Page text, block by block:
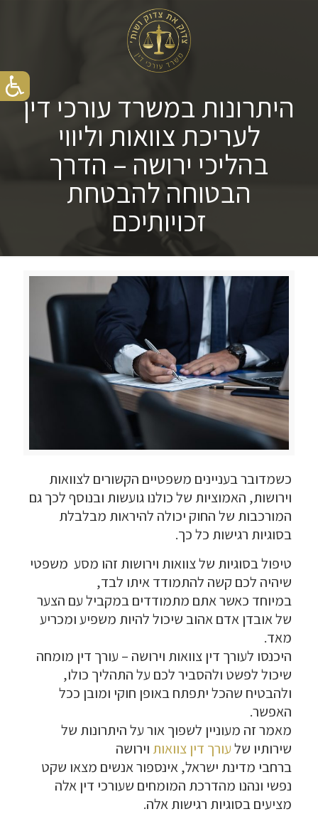
היתרונות במשרד עורכי דין
לעריכת צוואות וליווי
בהליכי ירושה – הדרך
הבטוחה להבטחת
זכויותיכם
כשמדובר בעניינים משפטיים הקשורים לצוואות
וירושות, האמוציות של כולנו גועשות ובנוסף לכך גם
המורכבות של החוק יכולה להיראות מבלבלת
בסוגיות רגישות כל כך.
טיפול בסוגיות של צוואות וירושות זהו מסע משפטי
שיהיה לכם קשה להתמודד איתו לבד,
במיוחד כאשר אתם מתמודדים במקביל עם הצער
של אובדן אדם אהוב שיכול להיות משפיע ומכריע
מאד.
היכנסו לעורך דין צוואות וירושה – עורך דין מומחה
שיכול לפשט ולהסביר לכם על התהליך כולו,
ולהבטיח שהכל יתפתח באופן חוקי ומובן ככל
האפשר.
מאמר זה מעוניין לשפוך אור על היתרונות של
שירותיו שלעורך דין צוואות וירושה
ברחבי מדינת ישראל, אינספור אנשים מצאו שקט
נפשי ונהנו מהדרכת המומחים שעורכי דין אלה
מציעים בסוגיות רגישות אלה.